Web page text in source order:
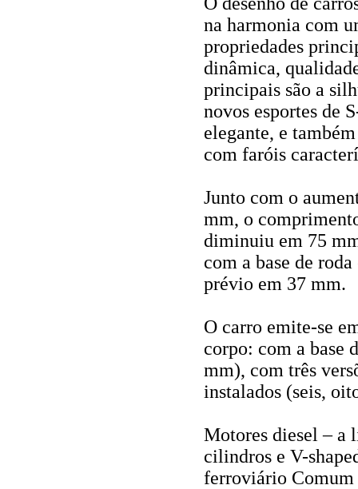
na harmonia com
propriedades
dinâmica,
principais são a
novos esportes de
elegante, e
com faróis
Junto com o
mm, o
diminuiu em 75
com a base de
prévio em 37 mm.
O carro emite-se
corpo: com a base
mm), com três
instalados (seis,
Motores diesel – a
cilindros e V-
ferroviário Comum